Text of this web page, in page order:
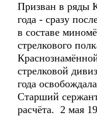
Призван в ряды
года - сразу
в составе
стрелкового
стрелковой
года
Старший
расчёта. 2 мая